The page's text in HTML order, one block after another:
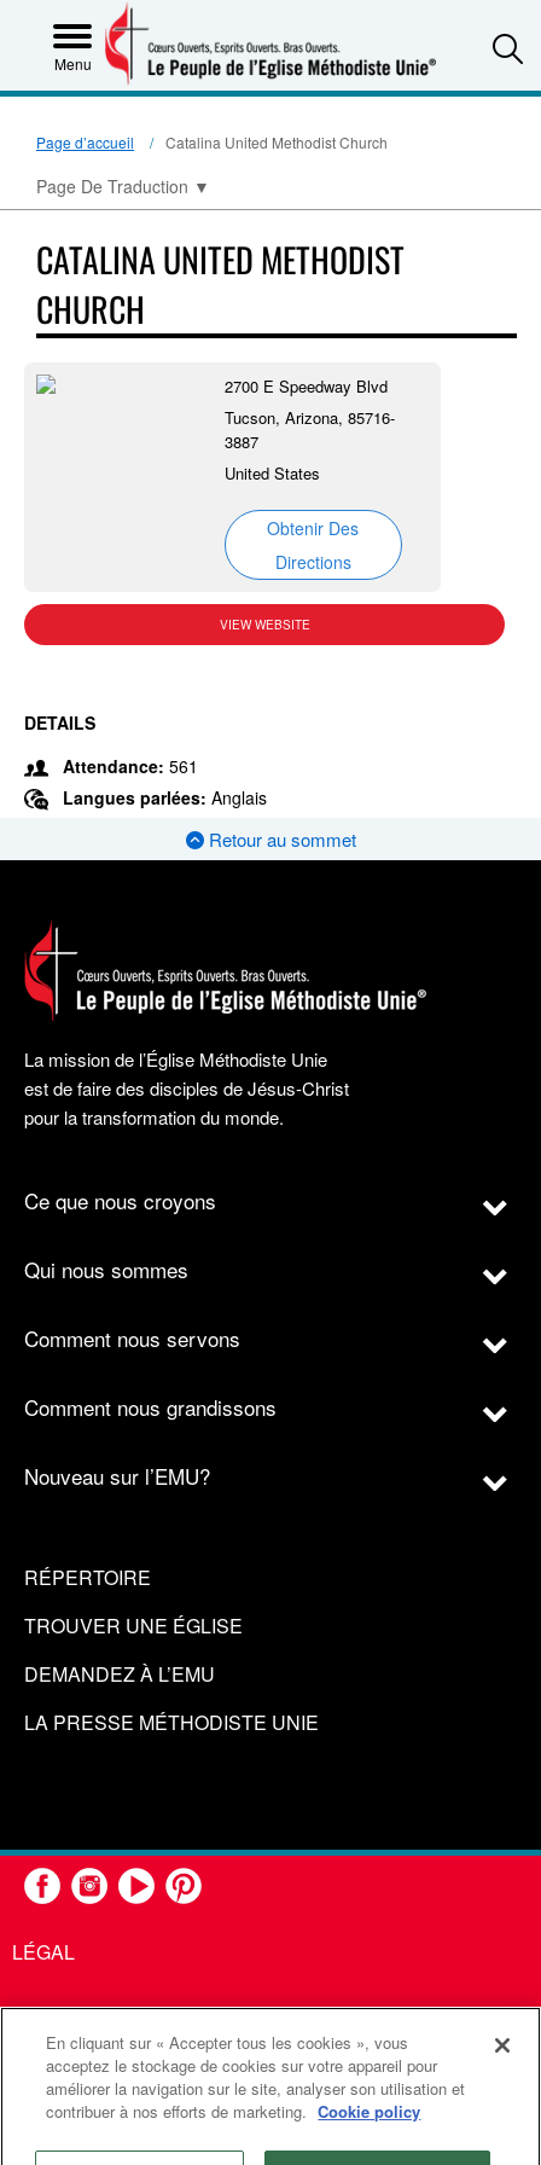
Menu
Page d’accueil Catalina United Methodist Church
Page De Traduction ▼
CATALINA UNITED METHODIST
CHURCH
2700 E Speedway Blvd
Tucson, Arizona, 85716-
3887
United States
Obtenir Des
Directions
VIEW WEBSITE
DETAILS
Attendance: 561
Langues parlées: Anglais
Retour au sommet
La mission de l’Église Méthodiste Unie
est de faire des disciples de Jésus-Christ
pour la transformation du monde.
Ce que nous croyons
Qui nous sommes
Comment nous servons
Comment nous grandissons
Nouveau sur l’EMU?
RÉPERTOIRE
TROUVER UNE ÉGLISE
DEMANDEZ À L’EMU
LA PRESSE MÉTHODISTE UNIE
LÉGAL
United Methodist Communications est une agence de l'Église
Méthodiste Unie
Communications Méthodistes Unies. Tous droits
réservés
En cliquant sur « Accepter tous les cookies », vous
acceptez le stockage de cookies sur votre appareil pour
améliorer la navigation sur le site, analyser son utilisation et
contribuer à nos efforts de marketing. Cookie policy